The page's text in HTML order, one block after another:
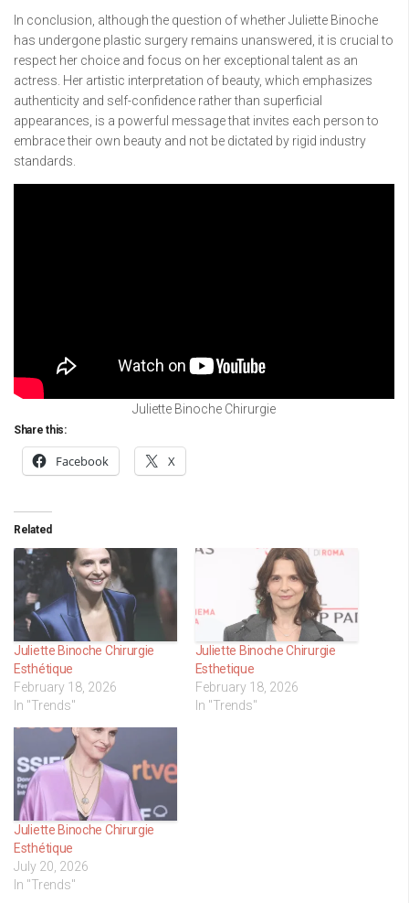
In conclusion, although the question of whether Juliette Binoche
has undergone plastic surgery remains unanswered, it is crucial to
respect her choice and focus on her exceptional talent as an
actress. Her artistic interpretation of beauty, which emphasizes
authenticity and self-confidence rather than superficial
appearances, is a powerful message that invites each person to
embrace their own beauty and not be dictated by rigid industry
standards.
Juliette Binoche Chirurgie
Share this:
Facebook X
Related
Juliette Binoche Chirurgie
Esthétique
February 18, 2026
In "Trends"
Juliette Binoche Chirurgie
Esthetique
February 18, 2026
In "Trends"
Juliette Binoche Chirurgie
Esthétique
July 20, 2026
In "Trends"